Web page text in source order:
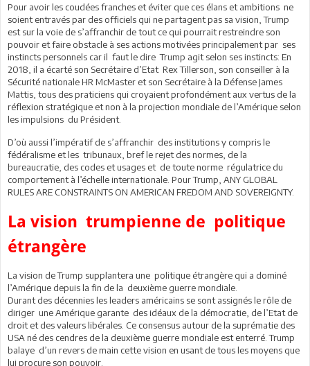
Pour avoir les coudées franches et éviter que ces élans et ambitions ne
soient entravés par des officiels qui ne partagent pas sa vision, Trump
est sur la voie de s’affranchir de tout ce qui pourrait restreindre son
pouvoir et faire obstacle à ses actions motivées principalement par ses
instincts personnels car il faut le dire Trump agit selon ses instincts: En
2018, il a écarté son Secrétaire d’Etat Rex Tillerson, son conseiller à la
Sécurité nationale HR McMaster et son Secrétaire à la Défense James
Mattis, tous des praticiens qui croyaient profondément aux vertus de la
réflexion stratégique et non à la projection mondiale de l’Amérique selon
les impulsions du Président.
D’où aussi l’impératif de s’affranchir des institutions y compris le
fédéralisme et les tribunaux, bref le rejet des normes, de la
bureaucratie, des codes et usages et de toute norme régulatrice du
comportement à l’échelle internationale. Pour Trump, ANY GLOBAL
RULES ARE CONSTRAINTS ON AMERICAN FREDOM AND SOVEREIGNTY.
La vision trumpienne de politique
étrangère
La vision de Trump supplantera une politique étrangère qui a dominé
l’Amérique depuis la fin de la deuxième guerre mondiale.
Durant des décennies les leaders américains se sont assignés le rôle de
diriger une Amérique garante des idéaux de la démocratie, de l’Etat de
droit et des valeurs libérales. Ce consensus autour de la suprématie des
USA né des cendres de la deuxième guerre mondiale est enterré. Trump
balaye d’un revers de main cette vision en usant de tous les moyens que
lui procure son pouvoir.